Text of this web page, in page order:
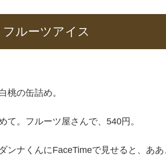
ルーツアイス
桃の缶詰め。
て。フルーツ屋さんで、540円。
ンナくんにFaceTimeで見せると、ああ